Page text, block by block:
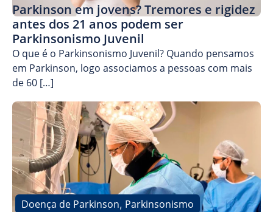
Parkinson em jovens? Tremores e rigidez
antes dos 21 anos podem ser
Parkinsonismo Juvenil
O que é o Parkinsonismo Juvenil? Quando pensamos
em Parkinson, logo associamos a pessoas com mais
de 60 […]
Doença de Parkinson, Parkinsonismo